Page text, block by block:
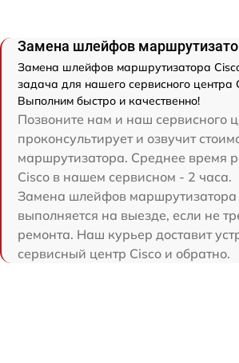
Замена шлейфов
Замена шлейфов маршрутизатора
задача для нашего сервисного центра
Выполним быстро и качественно!
Позвоните нам и наш сервисного
проконсультирует и озвучит
маршрутизатора. Среднее время
Cisco в нашем сервисном - 2 часа.
Замена шлейфов маршрутизатора
выполняется на выезде, если не
ремонта. Наш курьер доставит
сервисный центр Cisco и обратно.